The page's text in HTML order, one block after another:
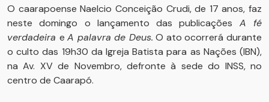
O caarapoense Naelcio Conceição Crudi, de 17 anos, faz
neste domingo o lançamento das publicações A fé
verdadeira eA palavra de Deus. O ato ocorrerá durante
o culto das 19h30 da Igreja Batista para as Nações (IBN),
na Av. XV de Novembro, defronte à sede do INSS, no
centro de Caarapó.